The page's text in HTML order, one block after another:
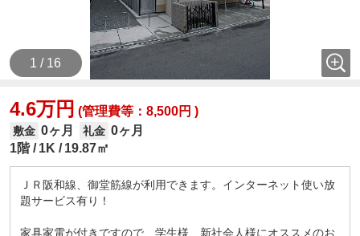
1 / 16
4.6万円 (管理費等：8,500円 )
敷金 0ヶ月 礼金 0ヶ月
1階
1K 19.87㎡
ＪＲ阪和線、御堂筋線が利用できます。インターネット使い放
題サービス有り！
家具家電が付きですので、学生様、新社会人様にオススメのお